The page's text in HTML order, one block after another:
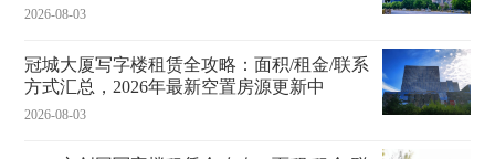
2026-08-03
冠城大厦写字楼租赁全攻略：面积/租金/联系
方式汇总，2026年最新空置房源更新中
2026-08-03